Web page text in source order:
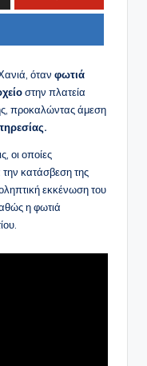
όταν φωτιά
στην πλατεία
προκαλώντας άμεση
οι οποίες
κατάσβεση της
εκκένωση του
η φωτιά